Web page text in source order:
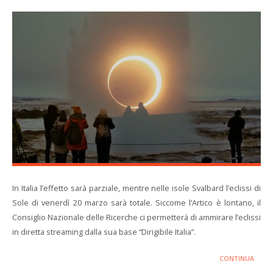
In Italia l’effetto sarà parziale, mentre nelle isole Svalbard l’eclissi di
Sole di venerdì 20 marzo sarà totale. Siccome l’Artico è lontano, il
Consiglio Nazionale delle Ricerche ci permetterà di ammirare l’eclissi
in diretta streaming dalla sua base “Dirigibile Italia”.
CONTINUA